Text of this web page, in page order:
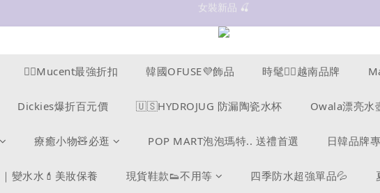
抗UV 50+防曬外套 $299🧊🧊
❤️‍🔥Mucent最強折扣 韓國OFUSE💜飾品 時髦❤️‍🔥越南品牌
Dickies爆折百元價 🇺🇸HYDROJUG 防漏陶瓷水杯 Owala漂亮水
療癒小物🧸必逛 POP MART泡泡瑪特.. 送禮首選 日韓品牌
｜變水水💄美妝保養 現貨鞋款👟不用等 四季防水超強單品💦